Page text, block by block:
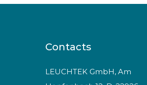
Contacts
LEUCHTEK GmbH, Am